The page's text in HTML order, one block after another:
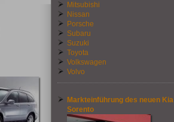
Mitsubishi
Nissan
Porsche
Subaru
Suzuki
Toyota
Volkswagen
Volvo
Markteinführung des neuen Kia
Sorento